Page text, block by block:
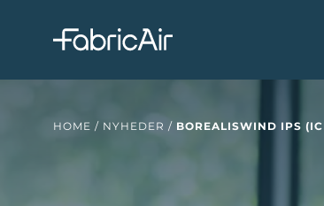
HOME / NYHEDER / BOREALISWIND IPS